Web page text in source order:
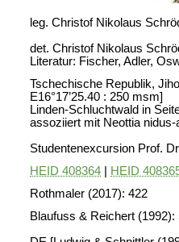
leg. Christof Nikolaus
det. Christof Nikolaus
Literatur: Fischer, Adler,
Tschechische Republik,
E16°17’25.40 : 250 msm]
Linden-Schluchtwald in
assoziiert mit Neottia
Studentenexcursion Prof.
HEID 408364
HEID
Rothmaler (2017): 422
Blaufuss & Reichert